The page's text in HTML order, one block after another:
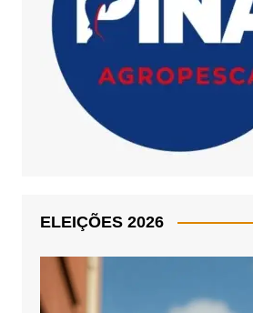
ELEIÇÕES 2026